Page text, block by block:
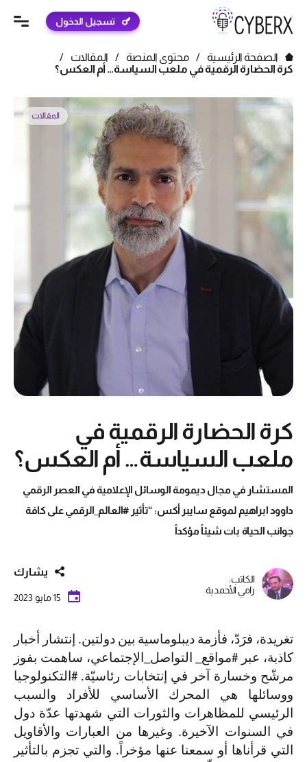
تسجيل الدخول
الصفحة الرئيسية / محتوى المنصة / المقالات
/
كرة الحضارة الرقمية في ملعب السياسة… أم العكس؟
المقالات
كرة الحضارة الرقمية في
ملعب السياسة… أم العكس؟
المستشار في مجال ديمومة الوسائل الإعلامية في العصر الرقمي
داوود ابراهيم لموقع سايبر أكس: “تأثير #العالم_الرقمي على كافة
جوانب الحياة بات شيئاً مؤكداً
الكاتب:
رامي الأحمدية
يشارك
15 مايو 2023
تغريدة، فرَدّ، فأزمة ديبلوماسية بين دولتين. إنتشار أخبار
كاذبة، عبر #مواقع التواصل
الإجتماعي، ساهمت بفوز
مرشّح وخسارة آخر في إنتخابات رئاسيّة. # التكنولوجيا
ووسائلها هي المحرك الأساسي للأفراد والسبب
الرئيسي للمظاهرات والثورات التي شهدتها عدّة دول
في السنوات الآخيرة. وغيرها من العبارات والأقاويل
التي قرأناها أو سمعنا عنها مؤخراً. والتي تجزم بالتأثير